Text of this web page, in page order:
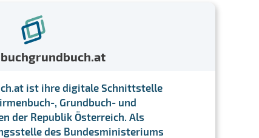
ist ihre digitale Schnittstelle
, Grundbuch- und
der Republik Österreich. Als
des Bundesministeriums